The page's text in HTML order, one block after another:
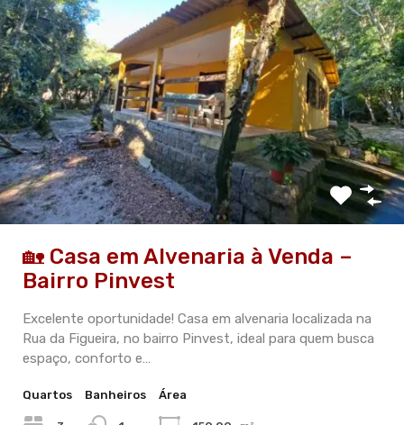
🏡 Casa em Alvenaria à Venda –
Bairro Pinvest
Excelente oportunidade! Casa em alvenaria localizada na
Rua da Figueira, no bairro Pinvest, ideal para quem busca
espaço, conforto e…
Quartos Banheiros Área